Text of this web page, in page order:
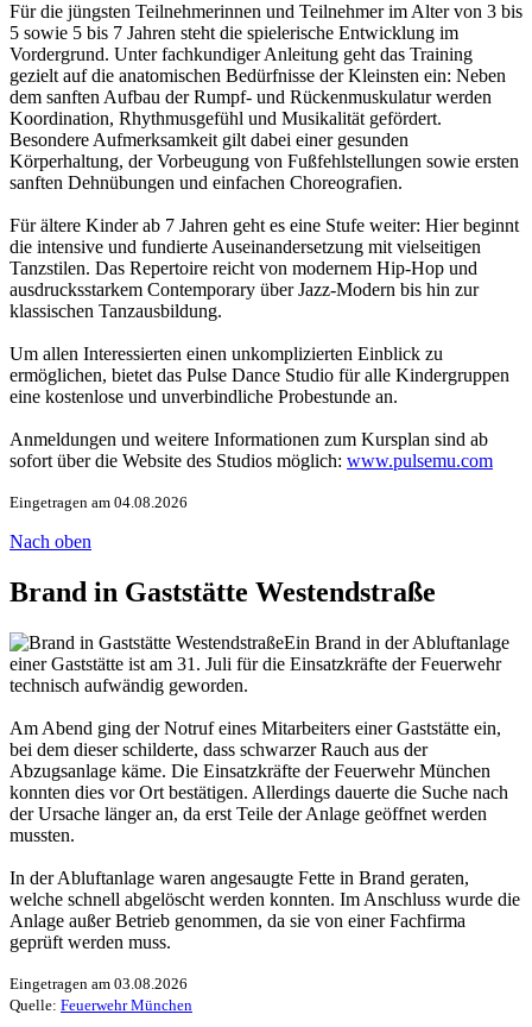
Für die jüngsten Teilnehmerinnen und Teilnehmer im Alter von 3 bis
5 sowie 5 bis 7 Jahren steht die spielerische Entwicklung im
Vordergrund. Unter fachkundiger Anleitung geht das Training
gezielt auf die anatomischen Bedürfnisse der Kleinsten ein: Neben
dem sanften Aufbau der Rumpf- und Rückenmuskulatur werden
Koordination, Rhythmusgefühl und Musikalität gefördert.
Besondere Aufmerksamkeit gilt dabei einer gesunden
Körperhaltung, der Vorbeugung von Fußfehlstellungen sowie ersten
sanften Dehnübungen und einfachen Choreografien.
Für ältere Kinder ab 7 Jahren geht es eine Stufe weiter: Hier beginnt
die intensive und fundierte Auseinandersetzung mit vielseitigen
Tanzstilen. Das Repertoire reicht von modernem Hip-Hop und
ausdrucksstarkem Contemporary über Jazz-Modern bis hin zur
klassischen Tanzausbildung.
Um allen Interessierten einen unkomplizierten Einblick zu
ermöglichen, bietet das Pulse Dance Studio für alle Kindergruppen
eine kostenlose und unverbindliche Probestunde an.
Anmeldungen und weitere Informationen zum Kursplan sind ab
sofort über die Website des Studios möglich: www.pulsemu.com
Eingetragen am 04.08.2026
Nach oben
Brand in Gaststätte Westendstraße
Ein Brand in der Abluftanlage
einer Gaststätte ist am 31. Juli für die Einsatzkräfte der Feuerwehr
technisch aufwändig geworden.
Am Abend ging der Notruf eines Mitarbeiters einer Gaststätte ein,
bei dem dieser schilderte, dass schwarzer Rauch aus der
Abzugsanlage käme. Die Einsatzkräfte der Feuerwehr München
konnten dies vor Ort bestätigen. Allerdings dauerte die Suche nach
der Ursache länger an, da erst Teile der Anlage geöffnet werden
mussten.
In der Abluftanlage waren angesaugte Fette in Brand geraten,
welche schnell abgelöscht werden konnten. Im Anschluss wurde die
Anlage außer Betrieb genommen, da sie von einer Fachfirma
geprüft werden muss.
Eingetragen am 03.08.2026
Quelle: Feuerwehr München